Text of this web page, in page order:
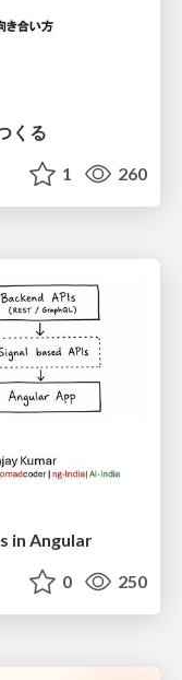
くる
1 260
in Angular
0 250